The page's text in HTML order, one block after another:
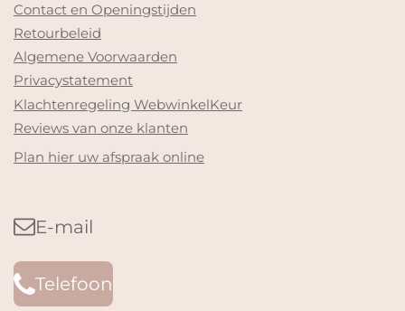
Contact en Openingstijden
Retourbeleid
Algemene Voorwaarden
Privacystatement
Klachtenregeling WebwinkelKeur
Reviews van onze klanten
Plan hier uw afspraak online
E-mail
Telefoon